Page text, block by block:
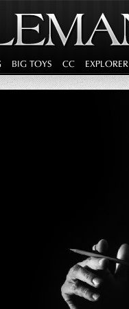
BIG TOYS CC EXPLORER